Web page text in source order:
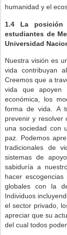
humanidad y el
1.4 La posición
estudiantes de
Universidad
Nuestra visión es
vida contribuyan
Creemos que a
vida que apoyen
económica, los
forma de vida. A
prevenir y resolver
una sociedad con
paz. Podemos
tradicionales de
sistemas de
sabiduría a
hacer
globales con la
Individuos
el sector privado,
apreciar que su
del cual todos